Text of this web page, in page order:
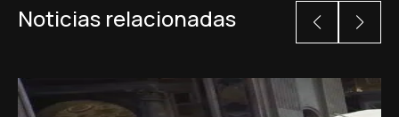
Noticias relacionadas